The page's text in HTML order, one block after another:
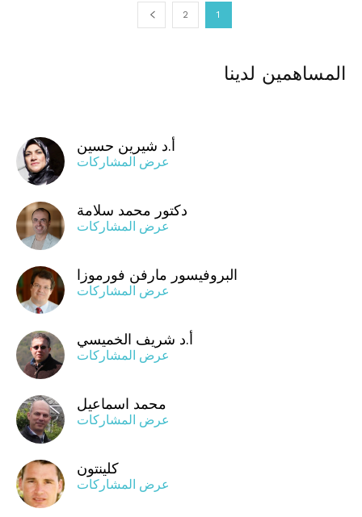
1
2
المساهمين لدينا
أ.د شيرين حسين
عرض المشاركات
دكتور محمد سلامة
عرض المشاركات
البروفيسور مارفن فورموزا
عرض المشاركات
أ.د شريف الخميسي
عرض المشاركات
محمد اسماعيل
عرض المشاركات
كلينتون
عرض المشاركات